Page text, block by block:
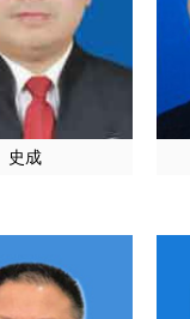
史成